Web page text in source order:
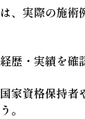
、実際の施術
歴・実績を確
国家資格保持者
。